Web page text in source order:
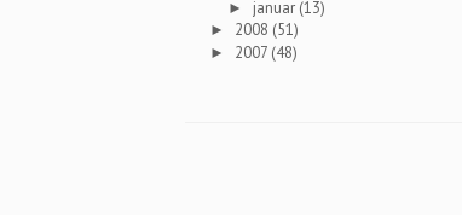
► januar (13)
► 2008 (51)
► 2007 (48)